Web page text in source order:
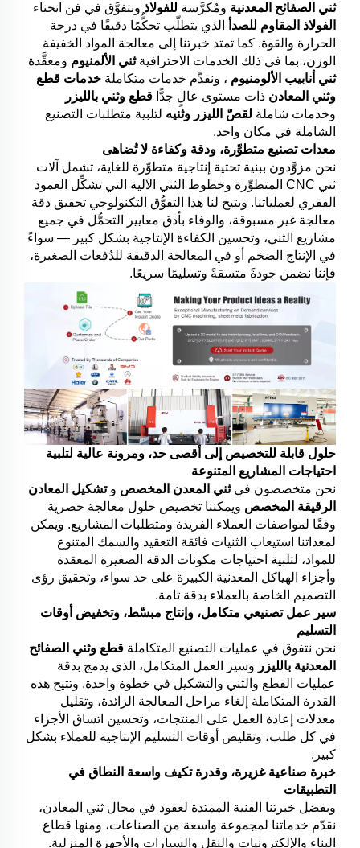
ثني الصفائح المعدنية ومُكرَّسة للفولاذ ونتفوَّق في فن انحناء
الفولاذ المقاوم للصدأ
الذي يتطلّب تحكُّمًا دقيقًا في درجة
الحرارة والقوة. كما تمتد خبرتنا إلى معالجة المواد الخفيفة
الوزن، بما في ذلك الخدمات الاحترافيةثني الألمنيوم ومعقَّدة
ثني أنابيب الألومنيوم ، ونقدِّم خدمات متكاملة خدمات قطع
وثني المعادن ذات مستوى عالٍ جدًّا قطع وثني بالليزر
وخدمات شاملة لقصّ الليزر وثنيه لتلبية متطلبات التصنيع
الشاملة في مكان واحد.
معدات تصنيع متطوِّرة، ودقة وكفاءة لا تُضاهى
نحن مزوَّدون ببنية تحتية إنتاجية متطوِّرة للغاية، تشمل آلات
ثني CNC المتطوِّرة وخطوط الثني الآلية التي تشكِّل العمود
الفقري لعملياتنا. ويتيح لنا هذا التفوُّق التكنولوجي تحقيق دقة
معالجة غير مسبوقة، والوفاء بأدق معايير التحمُّل في جميع
مشاريع الثني، وتحسين الكفاءة الإنتاجية بشكل كبير — سواءً
في الإنتاج الضخم أو في المعالجة الدقيقة للدُفعات الصغيرة،
فإننا نضمن جودةً متسقةً وتسليمًا سريعًا.
حلول قابلة للتخصيص إلى أقصى حد، ومرونة عالية لتلبية
احتياجات المشاريع المتنوعة
نحن متخصصون فيثني المعدن المخصص وتشكيل المعادن
الرقيقة المخصص ويمكننا تخصيص حلول معالجة حصرية
وفقًا لمواصفات العملاء الفريدة ومتطلبات المشاريع. ويمكن
لمعداتنا استيعاب الثنيات فائقة التعقيد والسمك المتنوع
للمواد، لتلبية احتياجات مكونات الدقة الصغيرة المعقدة
وأجزاء الهياكل المعدنية الكبيرة على حد سواء، وتحقيق رؤى
التصميم الخاصة بالعملاء بدقة تامة.
سير عمل تصنيعي متكامل، وإنتاج مبسّط، وتخفيض أوقات
التسليم
نحن نتفوق في عمليات التصنيع المتكاملة قطع وثني الصفائح
المعدنية بالليزر وسير العمل المتكامل، الذي يدمج بدقة
عمليات القطع والثني والتشكيل في خطوة واحدة. وتتيح هذه
القدرة المتكاملة إلغاء مراحل المعالجة الزائدة، وتقليل
معدلات إعادة العمل على المنتجات، وتحسين اتساق الأجزاء
في كل طلب، وتقليص أوقات التسليم الإنتاجية للعملاء بشكل
كبير.
خبرة صناعية غزيرة، وقدرة تكيف واسعة النطاق في
التطبيقات
وبفضل خبرتنا الفنية الممتدة لعقود في مجال ثني المعادن،
نقدّم خدماتنا لمجموعة واسعة من الصناعات، ومنها قطاع
البناء والإلكترونيات والنقل والسيارات والأجهزة المنزلية.